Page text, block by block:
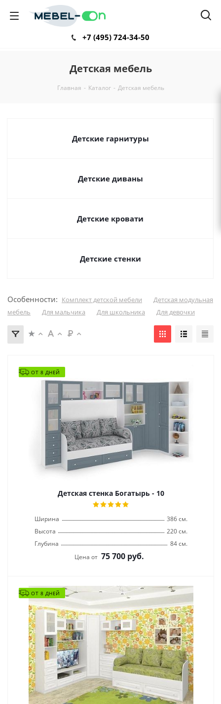
+7 (495) 724-34-50
Детская мебель
Главная - Каталог - Детская мебель
Детские гарнитуры
Детские диваны
Детские кровати
Детские стенки
Особенности: Комплект детской мебели
Детская модульная
мебель
Для мальчика Для школьника Для девочки
ОТ 8 ДНЕЙ
Детская стенка Богатырь - 10
Ширина
386 см.
Высота
220 см.
Глубина
84 см.
Цена от 75 700 руб.
ОТ 8 ДНЕЙ